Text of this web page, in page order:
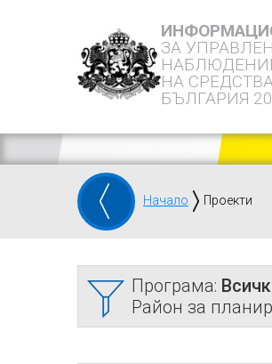
ЗА
НА
БЪЛГАРИЯ
Начало Проекти
Програма:
Район за